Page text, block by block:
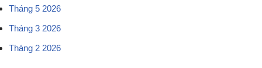
Tháng 5 2026
Tháng 3 2026
Tháng 2 2026